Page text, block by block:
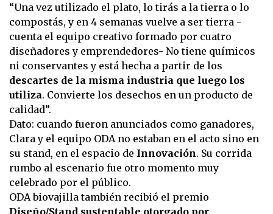
“Una vez utilizado el plato, lo tirás a la tierra o lo
compostás, y en 4 semanas vuelve a ser tierra -
cuenta el equipo creativo formado por cuatro
diseñadores y emprendedores- No tiene químicos
ni conservantes y está hecha a partir de los
descartes de la misma industria que luego los
utiliza. Convierte los desechos en un producto de
calidad”.
Dato: cuando fueron anunciados como ganadores,
Clara y el equipo ODA no estaban en el acto sino en
su stand, en el espacio de Innovación. Su corrida
rumbo al escenario fue otro momento muy
celebrado por el público.
ODA biovajilla también recibió el premio
Diseño/Stand sustentable otorgado por